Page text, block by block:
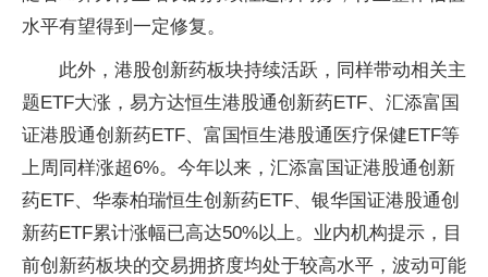
水平有望得到一定修复。
此外，港股创新药板块持续活跃，同样带动相关主
题ETF大涨，易方达恒生港股通创新药ETF、汇添富国
证港股通创新药ETF、富国恒生港股通医疗保健ETF等
上周同样涨超6%。今年以来，汇添富国证港股通创新
药ETF、华泰柏瑞恒生创新药ETF、银华国证港股通创
新药ETF累计涨幅已高达50%以上。业内机构提示，目
前创新药板块的交易拥挤度均处于较高水平，波动可能